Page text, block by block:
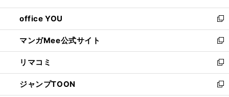
開
く
ウ
で
開
く
ウ
ィ
ン
ド
ウ
で
開
く
し
い
ウ
ィ
ン
ド
ウ
で
開
office YOU
新
し
い
ウ
ィ
ン
ド
マンガMee公式サイト
新
し
い
ウ
ィ
リマコミ
新
し
い
ジャンプTOON
新